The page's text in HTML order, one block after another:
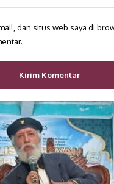
dan situs web saya di